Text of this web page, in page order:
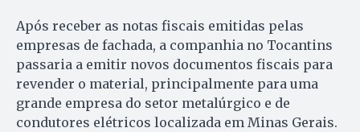
Após receber as notas fiscais emitidas pelas
empresas de fachada, a companhia no Tocantins
passaria a emitir novos documentos fiscais para
revender o material, principalmente para uma
grande empresa do setor metalúrgico e de
condutores elétricos localizada em Minas Gerais.